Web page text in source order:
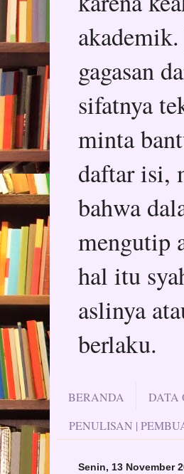
gagasan
sifatnya
minta
daftar isi,
bahwa
mengutip
hal itu
aslinya
berlaku.
BERANDA DATA
PENULISAN |
Senin, 13 November